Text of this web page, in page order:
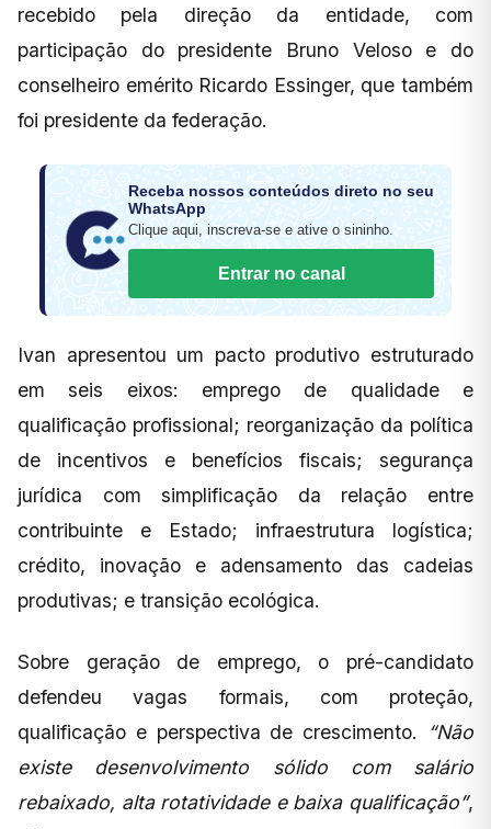
recebido pela direção da entidade, com
participação do presidente Bruno Veloso e do
conselheiro emérito Ricardo Essinger, que também
foi presidente da federação.
Receba nossos conteúdos direto no seu
WhatsApp
Clique aqui, inscreva-se e ative o sininho.
Entrar no canal
Ivan apresentou um pacto produtivo estruturado
em seis eixos: emprego de qualidade e
qualificação profissional; reorganização da política
de incentivos e benefícios fiscais; segurança
jurídica com simplificação da relação entre
contribuinte e Estado; infraestrutura logística;
crédito, inovação e adensamento das cadeias
produtivas; e transição ecológica.
Sobre geração de emprego, o pré-candidato
defendeu vagas formais, com proteção,
qualificação e perspectiva de crescimento.
“Não
existe desenvolvimento sólido com salário
rebaixado, alta rotatividade e baixa qualificação”,